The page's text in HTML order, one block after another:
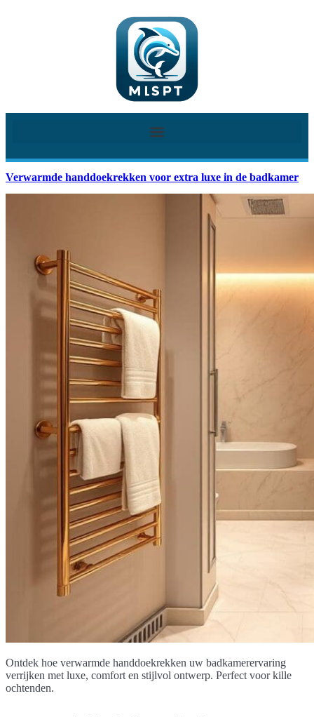
Verwarmde handdoekrekken voor extra luxe in de badkamer
Ontdek hoe verwarmde handdoekrekken uw badkamerervaring
verrijken met luxe, comfort en stijlvol ontwerp. Perfect voor kille
ochtenden.